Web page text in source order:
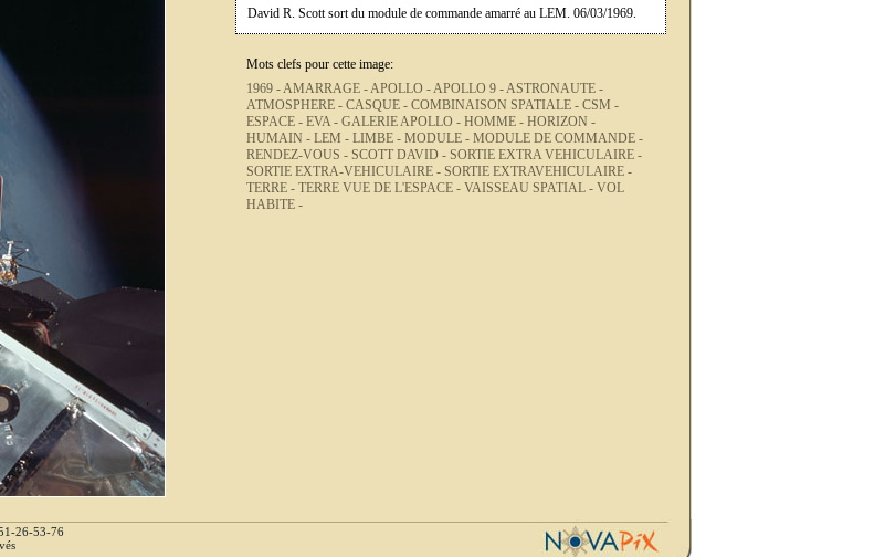
David R. Scott sort du module de commande amarré au LEM. 06/03/1969.
Mots clefs pour cette image:
1969 -AMARRAGE -APOLLO -APOLLO 9 -ASTRONAUTE -
ATMOSPHERE - CASQUE - COMBINAISON SPATIALE - CSM -
ESPACE - EVA - GALERIE APOLLO - HOMME - HORIZON -
HUMAIN - LEM - LIMBE - MODULE - MODULE DE COMMANDE -
RENDEZ-VOUS - SCOTT DAVID - SORTIE EXTRA VEHICULAIRE -
SORTIE EXTRA-VEHICULAIRE - SORTIE EXTRAVEHICULAIRE -
TERRE - TERRE VUE DE L'ESPACE - VAISSEAU SPATIAL - VOL
HABITE -
26-53-76